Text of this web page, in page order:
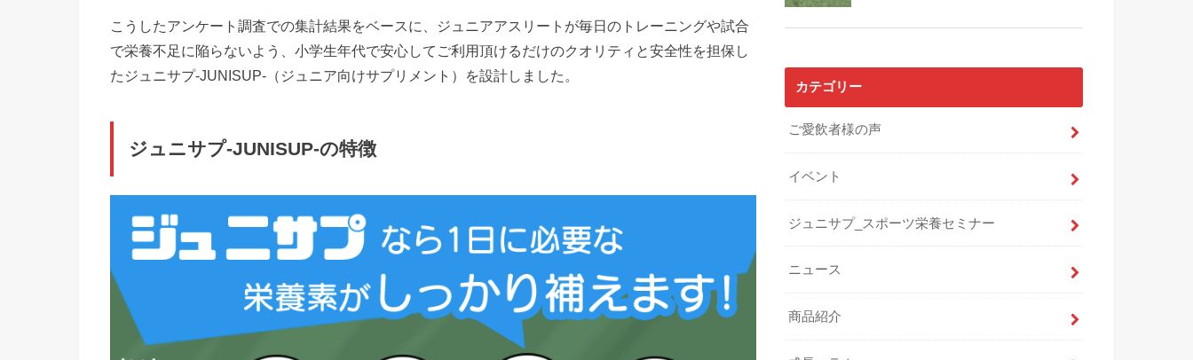
こうしたアンケート調査での集計結果をベースに、ジュニアアスリートが毎日のトレーニングや試合
で栄養不足に陥らないよう、小学生年代で安心してご利用頂けるだけのクオリティと安全性を担保し
たジュニサプ-JUNISUP-（ジュニア向けサプリメント）を設計しました。
ジュニサプ-JUNISUP-の特徴
カテゴリー
ご愛飲者様の声
イベント
ジュニサプ_スポーツ栄養セミナー
ニュース
商品紹介